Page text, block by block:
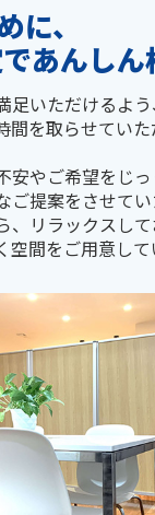
に、
あんしん
足いただけるよ
間を取らせてい
安やご希望をじ
ご提案をさせてい
、リラックスし
空間をご用意し